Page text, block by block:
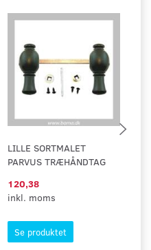
LILLE SORTMALET
PARVUS TRÆHÅNDTAG
120,38
inkl. moms
Se produktet